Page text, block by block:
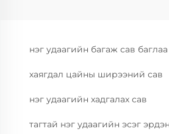
нэг удаагийн багаж сав
хаягдал цайны ширээний сав
нэг удаагийн хадгалах сав
тагтай нэг удаагийн эсэг